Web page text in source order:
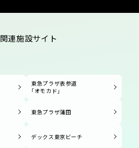
関連施設サイト
東急プラザ表参道
「オモカド」
東急プラザ蒲田
デックス東京ビーチ